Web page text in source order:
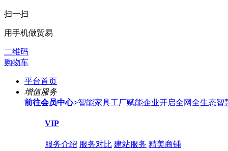
扫一扫
用手机做贸易
二维码
购物车
平台首页
增值服务
前往会员中心>智能家具工厂赋能企业开启全网全生态智
VIP
服务介绍 服务对比 建站服务 精美商铺